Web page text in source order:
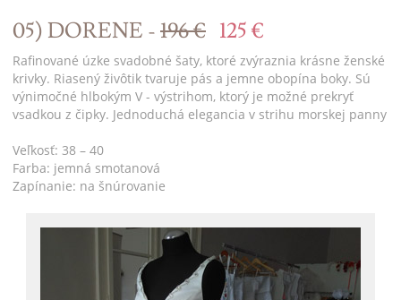
05) DORENE -196 € 125 €
Rafinované úzke svadobné šaty, ktoré zvýraznia krásne ženské
krivky. Riasený živôtik tvaruje pás a jemne obopína boky. Sú
výnimočné hlbokým V - výstrihom, ktorý je možné prekryť
vsadkou z čipky. Jednoduchá elegancia v strihu morskej panny
Veľkosť: 38 – 40
Farba: jemná smotanová
Zapínanie: na šnúrovanie